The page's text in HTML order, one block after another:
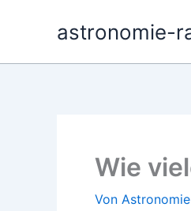
astronomie-
Wie
Von